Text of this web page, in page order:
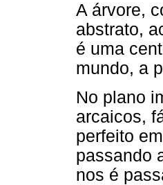
A árvore,
abstrato,
é uma
mundo, a
No plano
arcaicos,
perfeito
passando
nos é